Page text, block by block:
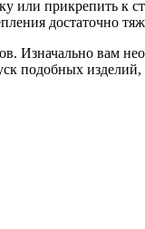
или прикрепить к
достаточно
Изначально вам
подобных